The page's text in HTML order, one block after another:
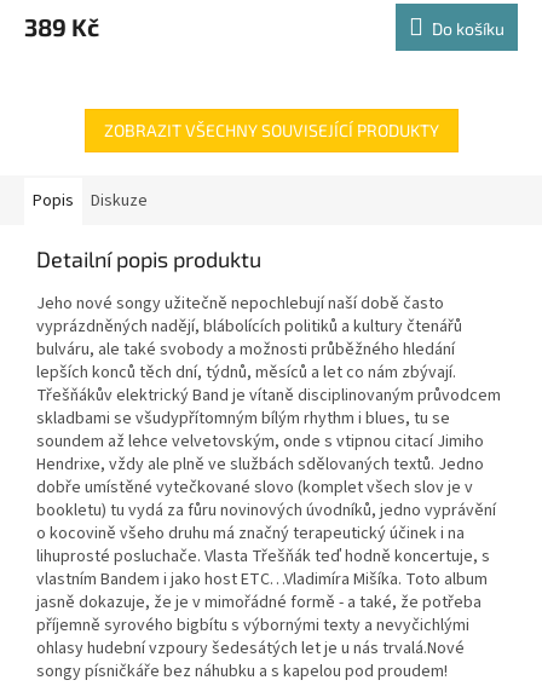
389 Kč Do košíku
ZOBRAZIT VŠECHNY SOUVISEJÍCÍ PRODUKTY
Popis Diskuze
Detailní popis produktu
Jeho nové songy užitečně nepochlebují naší době často
vyprázdněných nadějí, blábolících politiků a kultury čtenářů
bulváru, ale také svobody a možnosti průběžného hledání
lepších konců těch dní, týdnů, měsíců a let co nám zbývají.
Třešňákův elektrický Band je vítaně disciplinovaným průvodcem
skladbami se všudypřítomným bílým rhythm i blues, tu se
soundem až lehce velvetovským, onde s vtipnou citací Jimiho
Hendrixe, vždy ale plně ve službách sdělovaných textů. Jedno
dobře umístěné vytečkované slovo (komplet všech slov je v
bookletu) tu vydá za fůru novinových úvodníků, jedno vyprávění
o kocovině všeho druhu má značný terapeutický účinek i na
lihuprosté posluchače. Vlasta Třešňák teď hodně koncertuje, s
vlastním Bandem i jako host ETC…Vladimíra Mišíka. Toto album
jasně dokazuje, že je v mimořádné formě - a také, že potřeba
příjemně syrového bigbítu s výbornými texty a nevyčichlými
ohlasy hudební vzpoury šedesátých let je u nás trvalá.Nové
songy písničkáře bez náhubku a s kapelou pod proudem!